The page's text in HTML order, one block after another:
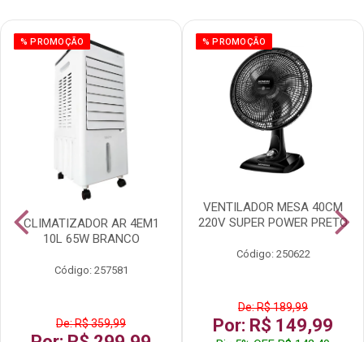
% PROMOÇÃO
CLIMATIZADOR AR 4EM1
10L 65W BRANCO
Código: 257581
De: R$ 359,99
% PROMOÇÃO
VENTILADOR MESA 40CM
220V SUPER POWER PRETO
Código: 250622
De: R$ 189,99
Por: R$ 149,99